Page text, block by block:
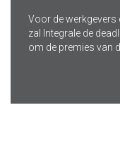
Voor de
zal Integrale de
om de premies van